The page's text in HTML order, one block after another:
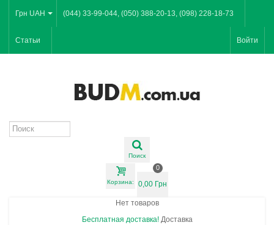
Грн UAH (044) 33-99-044, (050) 388-20-13, (098) 228-18-73
Статьи Войти
Поиск
Корзина:
0
0,00 Грн
Нет товаров
Бесплатная доставка! Доставка